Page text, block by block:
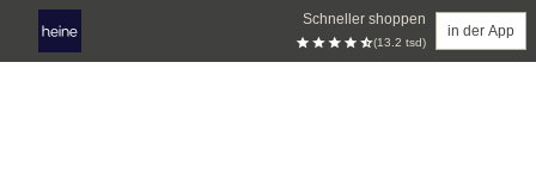
Schneller shoppen
(13.2 tsd)
in der App